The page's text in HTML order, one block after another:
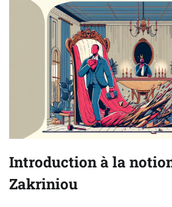
Introduction à la
Zakriniou